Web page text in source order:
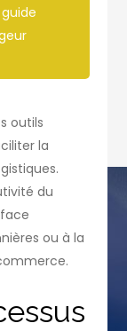
outils
la
du
ou à la